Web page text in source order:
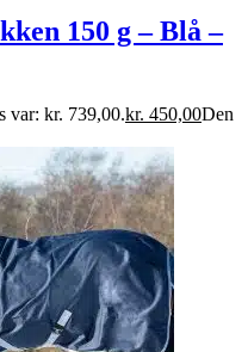
150 g – Blå –
var: kr. 739,00.kr. 450,00Den